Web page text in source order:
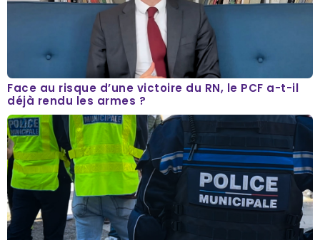
Face au risque d’une victoire du RN, le PCF a-t-il
déjà rendu les armes ?